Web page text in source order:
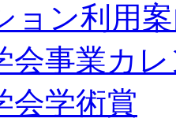
ョン利用
会事業カ
会学術賞